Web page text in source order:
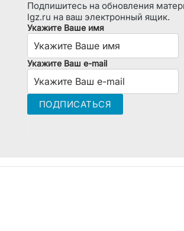
Подпишитесь на обновления
lgz.ru на ваш электронный ящик.
Укажите Ваше имя
Укажите Ваш e-mail